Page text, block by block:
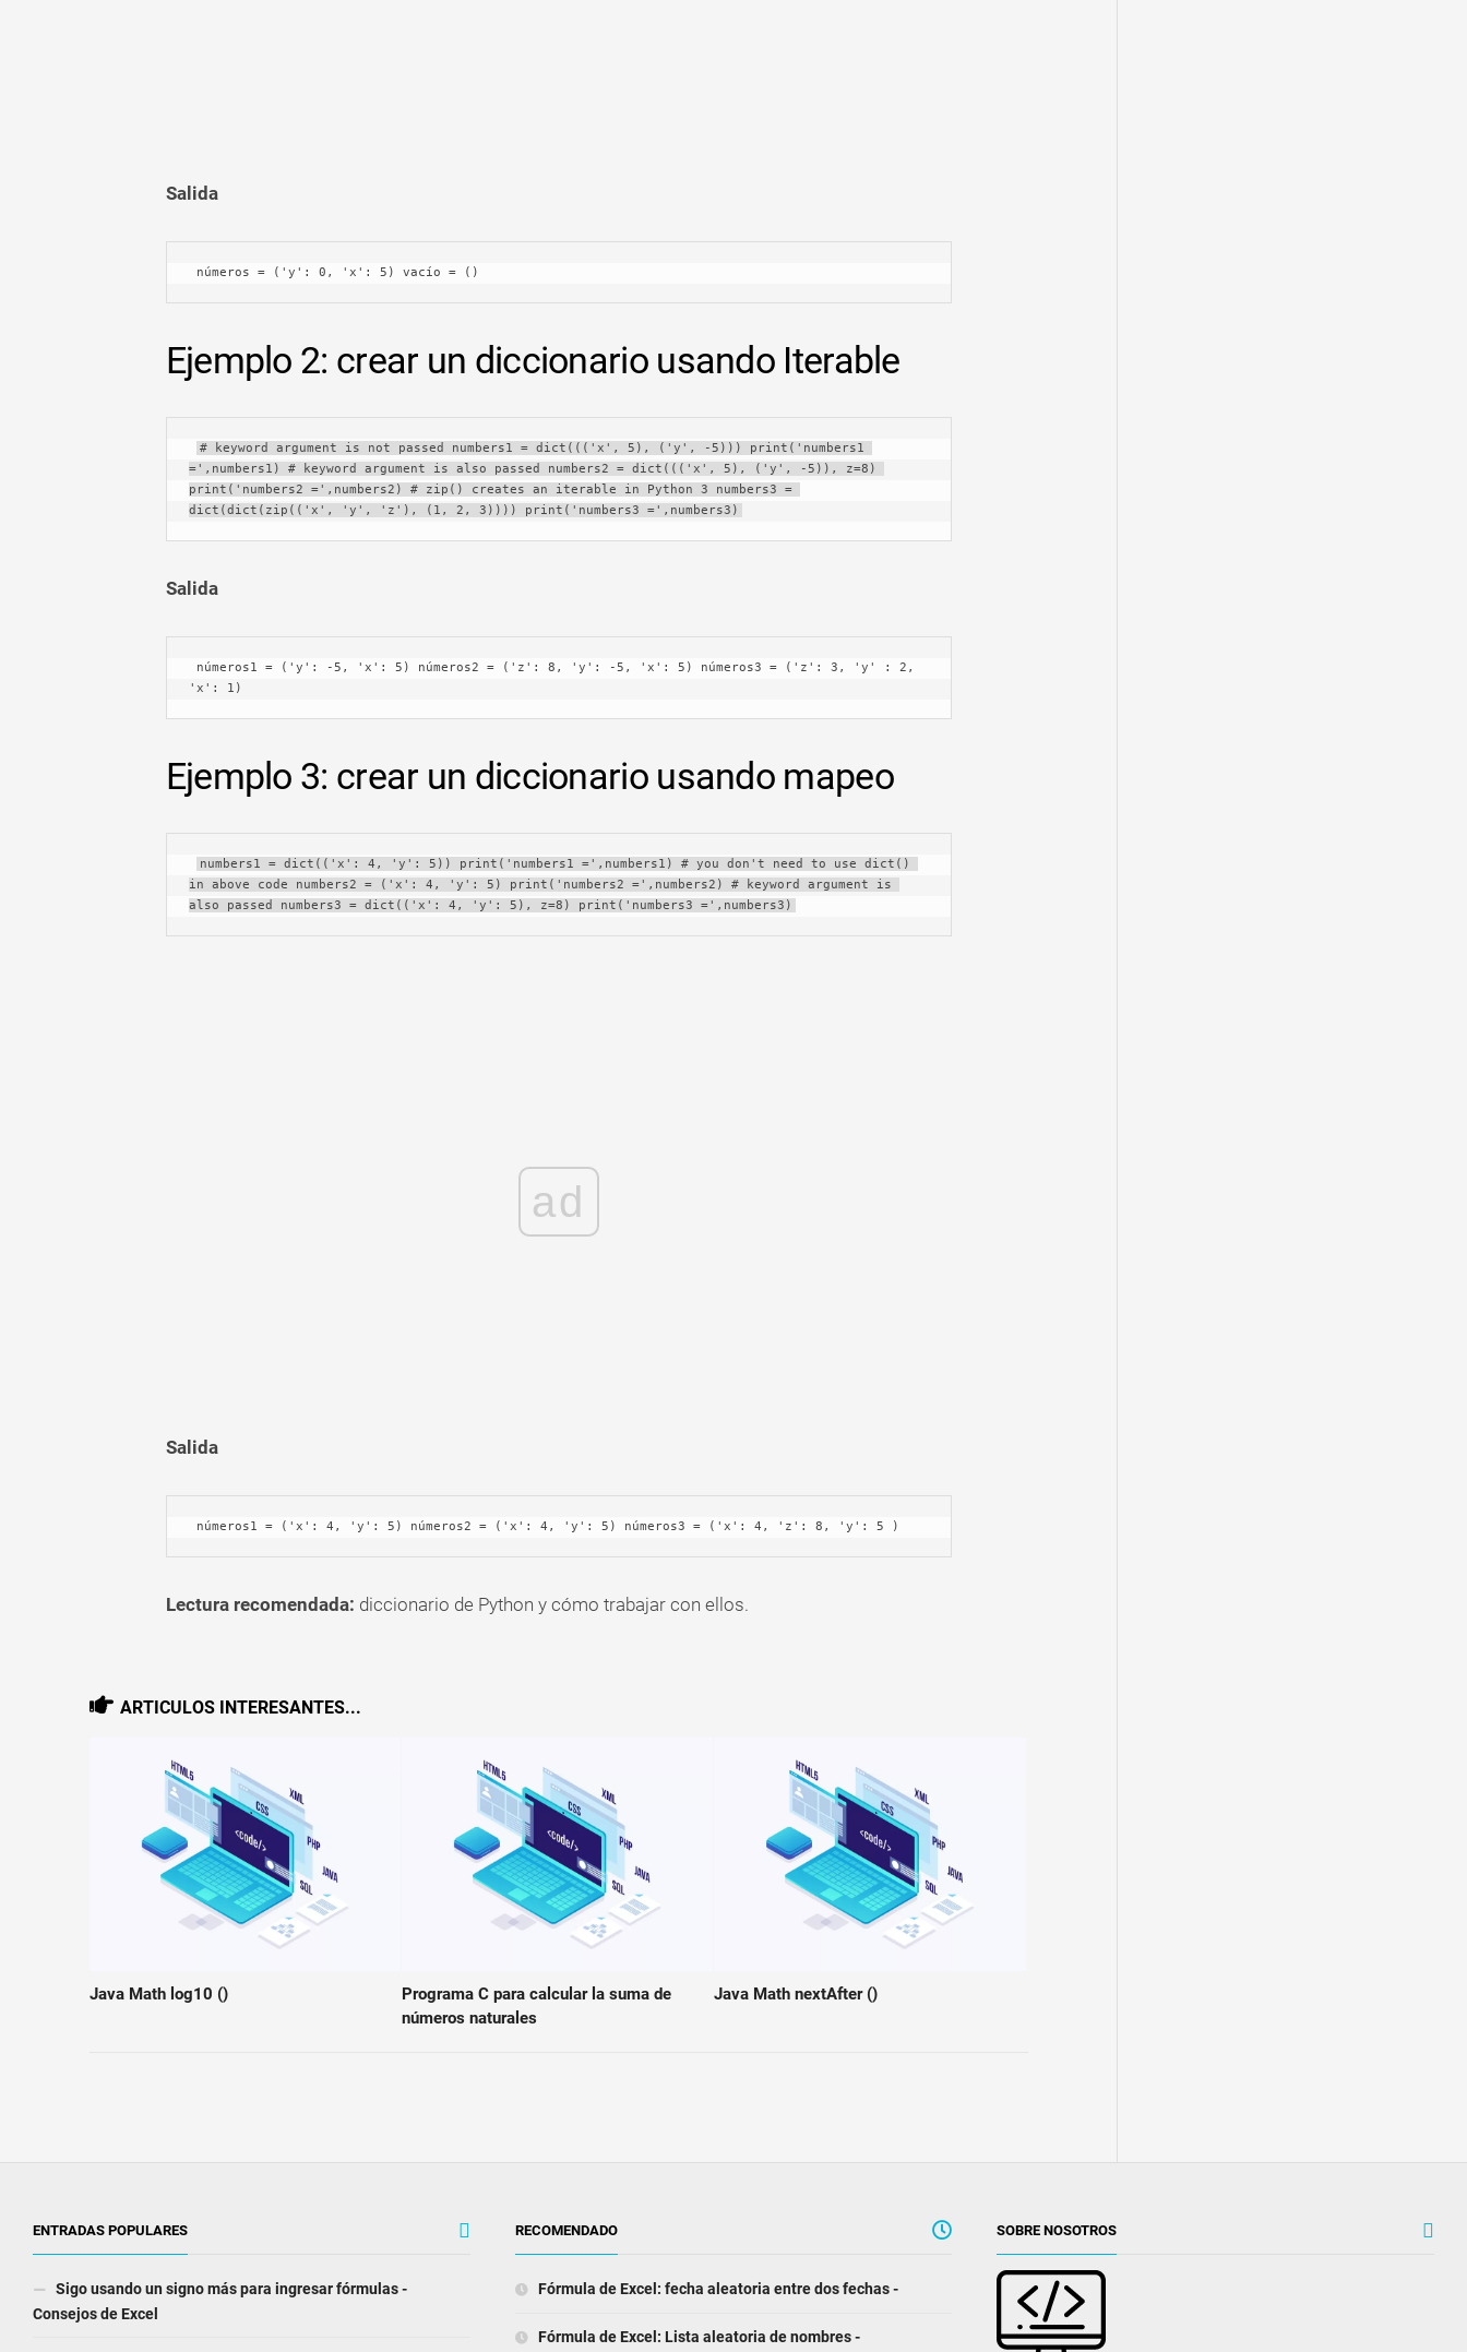
Salida
números = ('y': 0, 'x': 5) vacío = ()
Ejemplo 2: crear un diccionario usando Iterable
# keyword argument is not passed numbers1 = dict((('x', 5), ('y', -5))) print('numbers1
=',numbers1) # keyword argument is also passed numbers2 = dict((('x', 5), ('y', -5)), z=8)
print('numbers2 =',numbers2) # zip() creates an iterable in Python 3 numbers3 =
dict(dict(zip(('x', 'y', 'z'), (1, 2, 3)))) print('numbers3 =',numbers3)
Salida
'x': 1)
Ejemplo 3: crear un diccionario usando mapeo
numbers1 = dict(('x': 4, 'y': 5)) print('numbers1 =',numbers1) # you don't need to use dict()
in above code numbers2 = ('x': 4, 'y': 5) print('numbers2 =',numbers2) # keyword argument is
also passed numbers3 = dict(('x': 4, 'y': 5), z=8) print('numbers3 =',numbers3)
ad
Salida
números1 = ('x': 4, 'y': 5) números2 = ('x': 4, 'y': 5) números3 = ('x': 4, 'z': 8, 'y': 5 )
Lectura recomendada: diccionario de Python y cómo trabajar con ellos.
ARTICULOS INTERESANTES...
Java Math log10 ()
Programa C para calcular la suma de
números naturales
Java Math nextAfter ()
ENTRADAS POPULARES
Sigo usando un signo más para ingresar fórmulas -
Consejos de Excel
RECOMENDADO
Fórmula de Excel: fecha aleatoria entre dos fechas -
Fórmula de Excel: Lista aleatoria de nombres -
SOBRE NOSOTROS